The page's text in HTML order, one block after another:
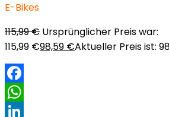
E-Bikes
115,99€ Ursprünglicher Preis war:
115,99 €98,59 €Aktueller Preis ist:
Facebook
WhatsApp